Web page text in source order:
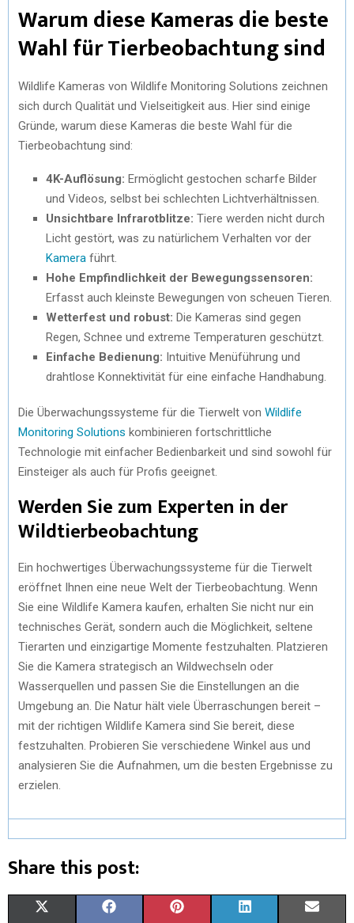
Warum diese Kameras die beste
Wahl für Tierbeobachtung sind
Wildlife Kameras von Wildlife Monitoring Solutions zeichnen
sich durch Qualität und Vielseitigkeit aus. Hier sind einige
Gründe, warum diese Kameras die beste Wahl für die
Tierbeobachtung sind:
4K-Auflösung: Ermöglicht gestochen scharfe Bilder
und Videos, selbst bei schlechten Lichtverhältnissen.
Unsichtbare Infrarotblitze: Tiere werden nicht durch
Licht gestört, was zu natürlichem Verhalten vor der
Kamera führt.
Hohe Empfindlichkeit der Bewegungssensoren:
Erfasst auch kleinste Bewegungen von scheuen Tieren.
Wetterfest und robust: Die Kameras sind gegen
Regen, Schnee und extreme Temperaturen geschützt.
Einfache Bedienung: Intuitive Menüführung und
drahtlose Konnektivität für eine einfache Handhabung.
Die Überwachungssysteme für die Tierwelt von Wildlife
Monitoring Solutions kombinieren fortschrittliche
Technologie mit einfacher Bedienbarkeit und sind sowohl für
Einsteiger als auch für Profis geeignet.
Werden Sie zum Experten in der
Wildtierbeobachtung
Ein hochwertiges Überwachungssysteme für die Tierwelt
eröffnet Ihnen eine neue Welt der Tierbeobachtung. Wenn
Sie eine Wildlife Kamera kaufen, erhalten Sie nicht nur ein
technisches Gerät, sondern auch die Möglichkeit, seltene
Tierarten und einzigartige Momente festzuhalten. Platzieren
Sie die Kamera strategisch an Wildwechseln oder
Wasserquellen und passen Sie die Einstellungen an die
Umgebung an. Die Natur hält viele Überraschungen bereit –
mit der richtigen Wildlife Kamera sind Sie bereit, diese
festzuhalten. Probieren Sie verschiedene Winkel aus und
analysieren Sie die Aufnahmen, um die besten Ergebnisse zu
erzielen.
Share this post: